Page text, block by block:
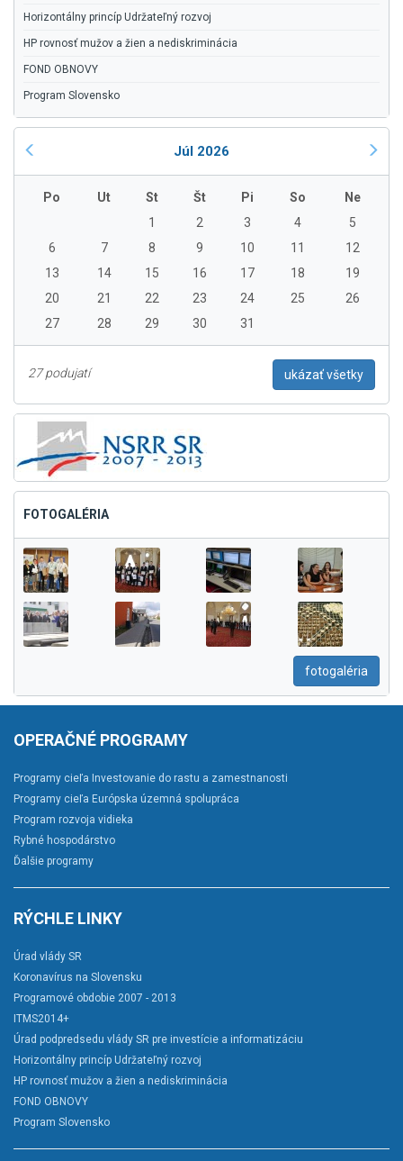
Horizontálny princíp Udržateľný rozvoj
HP rovnosť mužov a žien a nediskriminácia
FOND OBNOVY
Program Slovensko
Júl 2026
Po Ut St Št Pi So
Ne
1
2 3 4
5
6
7 8 9 10 11
12
13
14 15 16 17 18
19
20
21 22 23 24 25
26
27
28 29 30 31
27 podujatí ukázať všetky
FOTOGALÉRIA
fotogaléria
OPERAČNÉ PROGRAMY
Programy cieľa Investovanie do rastu a zamestnanosti
Programy cieľa Európska územná spolupráca
Program rozvoja vidieka
Rybné hospodárstvo
Ďalšie programy
RÝCHLE LINKY
Úrad vlády SR
Koronavírus na Slovensku
Programové obdobie 2007 - 2013
ITMS2014+
Úrad podpredsedu vlády SR pre investície a informatizáciu
Horizontálny princíp Udržateľný rozvoj
HP rovnosť mužov a žien a nediskriminácia
FOND OBNOVY
Program Slovensko